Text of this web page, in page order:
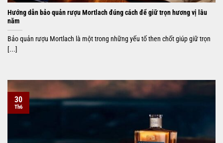
Hướng dẫn bảo quản rượu Mortlach đúng cách để giữ trọn hương vị lâu
năm
Bảo quản rượu Mortlach là một trong những yếu tố then chốt giúp giữ trọn
[...]
30
Th6